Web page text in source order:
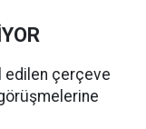
edilen çerçeve